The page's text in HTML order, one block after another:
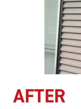
AFTER